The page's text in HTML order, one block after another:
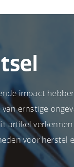
impact
ernstige
artikel
voor herstel